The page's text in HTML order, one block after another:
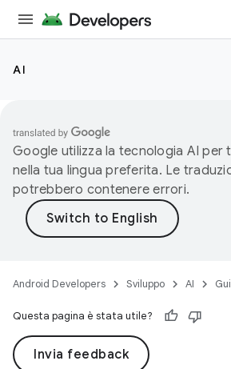
AI
Google utilizza la tecnologia AI per
nella tua lingua preferita. Le
potrebbero contenere errori.
Android Developers Sviluppo AI
Questa pagina è stata utile?
Invia feedback